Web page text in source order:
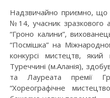
Надзвичайно приємно, що наш здобувач освіти групи
№14, учасник зразкового
“Гроно калини”,
“Посмішка” на
конкурсі мистецтв,
Туреччині (м.Аланія),
та Лауреата премії
“Хореографічне